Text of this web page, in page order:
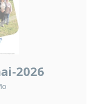
2026